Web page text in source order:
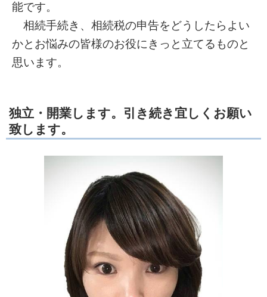
能です。
相続手続き、相続税の申告をどうしたらよい
かとお悩みの皆様のお役にきっと立てるものと
思います。
独立・開業します。引き続き宜しくお願い
致します。